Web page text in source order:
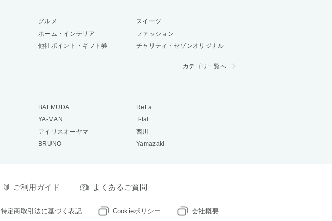
グルメ
スイーツ
ホーム・インテリア
ファッション
他社ポイント・ギフト券 チャリティ・セゾンオリジナル
カテゴリ一覧へ
BALMUDA
ReFa
YA-MAN
T-fal
アイリスオーヤマ
西川
BRUNO Yamazaki
ご利用ガイド よくあるご質問
特定商取引法に基づく表記 Cookieポリシー 会社概要